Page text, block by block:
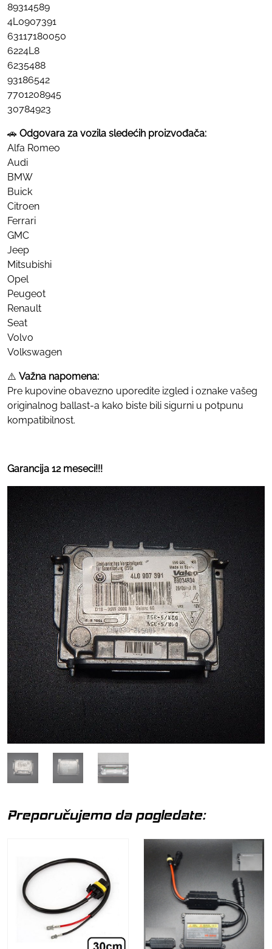
89314589
4L0907391
63117180050
6224L8
6235488
93186542
7701208945
30784923
🚗 Odgovara za vozila sledećih proizvođača:
Alfa Romeo
Audi
BMW
Buick
Citroen
Ferrari
GMC
Jeep
Mitsubishi
Opel
Peugeot
Renault
Seat
Volvo
Volkswagen
⚠️ Važna napomena:
Pre kupovine obavezno uporedite izgled i oznake vašeg
originalnog ballast-a kako biste bili sigurni u potpunu
kompatibilnost.
Garancija 12 meseci!!!
Preporučujemo da pogledate: